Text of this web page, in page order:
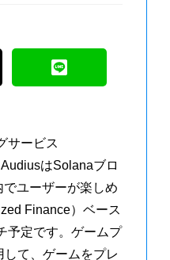
サービス
はSolanaブロ
ユーザーが楽しめ
Finance）ベース
予定です。ゲームプ
して、ゲームをプレ